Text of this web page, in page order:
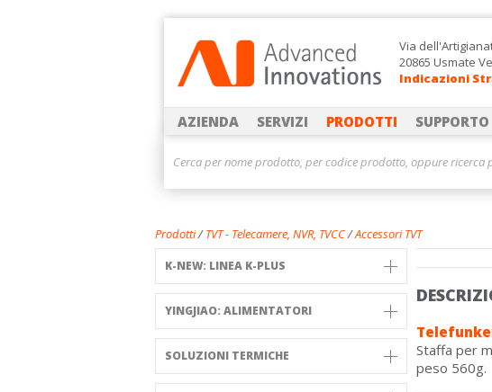
Via
20865 Usmate
Indicazioni
AZIENDA SERVIZI PRODOTTI SUPPORTO
Prodotti/TVT - Telecamere, NVR, TVCC/Accessori TVT
K-NEW: LINEA K-PLUS
YINGJIAO: ALIMENTATORI
SOLUZIONI TERMICHE
Staffa per
peso 560g.